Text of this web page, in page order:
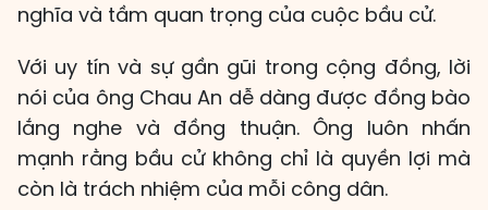
nghĩa và tầm quan trọng của cuộc bầu cử.
Với uy tín và sự gần gũi trong cộng đồng, lời
nói của ông Chau An dễ dàng được đồng bào
lắng nghe và đồng thuận. Ông luôn nhấn
mạnh rằng bầu cử không chỉ là quyền lợi mà
còn là trách nhiệm của mỗi công dân.